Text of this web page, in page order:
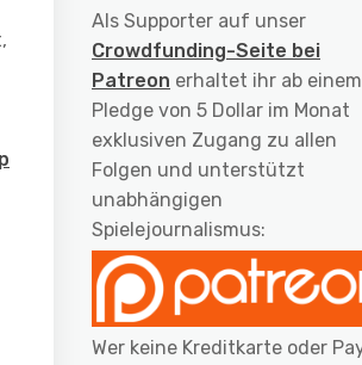
Als Supporter auf unser
Crowdfunding-Seite bei
Patreon erhaltet ihr ab einem
Pledge von 5 Dollar im Monat
exklusiven Zugang zu allen
Folgen und unterstützt
unabhängigen
Spielejournalismus:
Wer keine Kreditkarte oder